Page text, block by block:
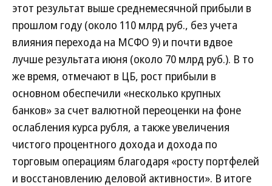
этот результат выше среднемесячной прибыли в
прошлом году (около 110 млрд руб., без учета
влияния перехода на МСФО 9) и почти вдвое
лучше результата июня (около 70 млрд руб.). В то
же время, отмечают в ЦБ, рост прибыли в
основном обеспечили «несколько крупных
банков» за счет валютной переоценки на фоне
ослабления курса рубля, а также увеличения
чистого процентного дохода и дохода по
торговым операциям благодаря «росту портфелей
и восстановлению деловой активности». В итоге